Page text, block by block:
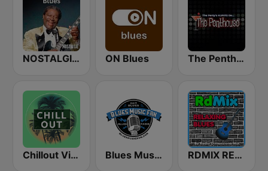
NOSTALGIE BLUES ON Blues The Penthouse
Chillout Vibes Blues Music Fan Radio RDMIX RELAXING BLUES